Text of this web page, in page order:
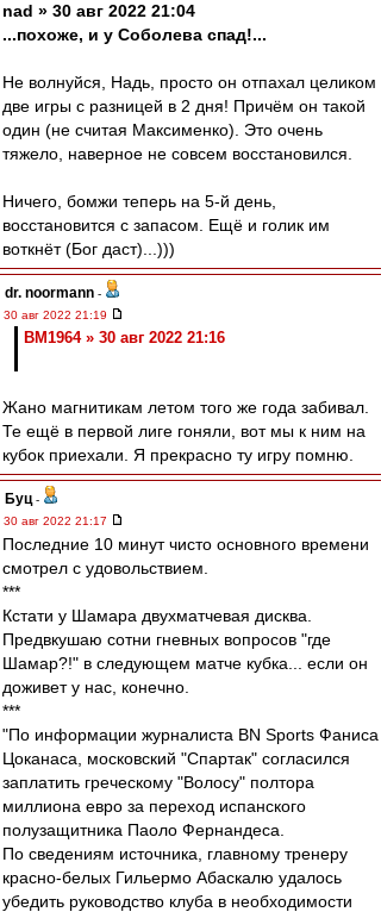
nad » 30 авг 2022 21:04
...похоже, и у Соболева спад!...
Не волнуйся, Надь, просто он отпахал целиком
две игры с разницей в 2 дня! Причём он такой
один (не считая Максименко). Это очень
тяжело, наверное не совсем восстановился.
Ничего, бомжи теперь на 5-й день,
восстановится с запасом. Ещё и голик им
воткнёт (Бог даст)...)))
dr. noormann -
30 авг 2022 21:19
BM1964 » 30 авг 2022 21:16
Жано магнитикам летом того же года забивал.
Те ещё в первой лиге гоняли, вот мы к ним на
кубок приехали. Я прекрасно ту игру помню.
Буц -
30 авг 2022 21:17
Последние 10 минут чисто основного времени
смотрел с удовольствием.
***
Кстати у Шамара двухматчевая дисква.
Предвкушаю сотни гневных вопросов "где
Шамар?!" в следующем матче кубка... если он
доживет у нас, конечно.
***
"По информации журналиста BN Sports Фаниса
Цоканаса, московский "Спартак" согласился
заплатить греческому "Волосу" полтора
миллиона евро за переход испанского
полузащитника Паоло Фернандеса.
По сведениям источника, главному тренеру
красно-белых Гильермо Абаскалю удалось
убедить руководство клуба в необходимости